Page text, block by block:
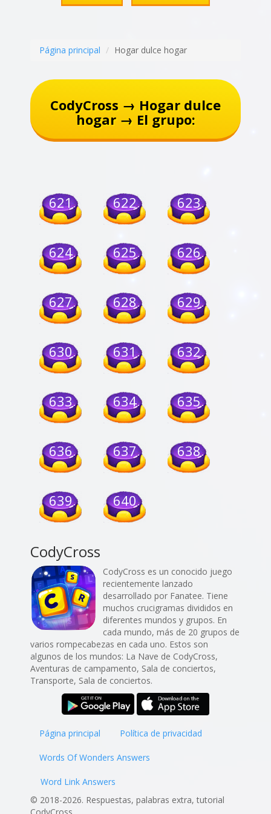
Página principal Hogar dulce hogar
CodyCross → Hogar dulce
hogar → El grupo:
621 622 623
624 625 626
627 628 629
630 631 632
633 634 635
636 637 638
639 640
CodyCross
CodyCross es un conocido juego
recientemente lanzado
desarrollado por Fanatee. Tiene
muchos crucigramas divididos en
diferentes mundos y grupos. En
cada mundo, más de 20 grupos de
varios rompecabezas en cada uno. Estos son
algunos de los mundos: La Nave de CodyCross,
Aventuras de campamento, Sala de conciertos,
Transporte, Sala de conciertos.
Página principal Política de privacidad
Words Of Wonders Answers
Word Link Answers
© 2018-2026. Respuestas, palabras extra, tutorial